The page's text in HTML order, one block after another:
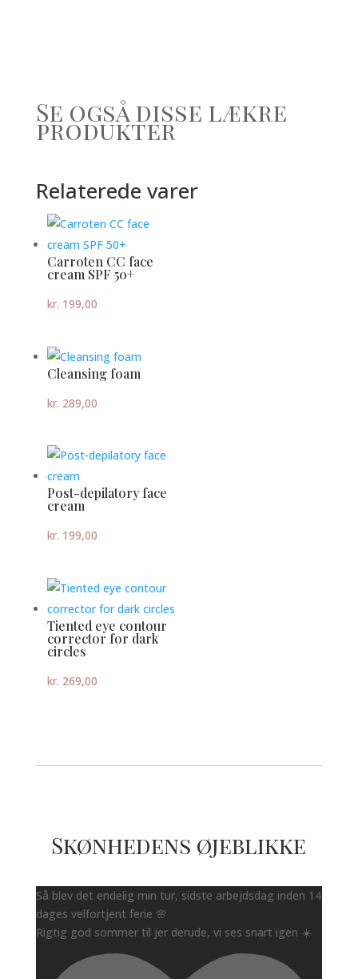
Se også disse lækre
produkter
Relaterede varer
Carroten CC face
cream SPF 50+
kr. 199,00
Cleansing foam
kr. 289,00
Post-depilatory face
cream
kr. 199,00
Tiented eye contour
corrector for dark
circles
kr. 269,00
Skønhedens øjeblikke
Så blev det endelig min tur, sidste arbejdsdag inden 14
dages velfortjent ferie 🌸
Rigtig god sommer til jer derude, vi ses snart igen ☀️